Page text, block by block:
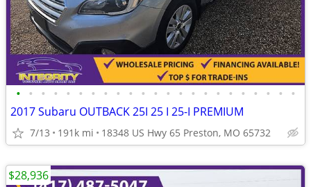
• • • • • • • • • • • • • • • • • • • • • • •
2017 Subaru OUTBACK 25I 25 I 25-I PREMIUM
7/13 191k mi 18348 US Hwy 65 Preston, MO 65732
$28,936